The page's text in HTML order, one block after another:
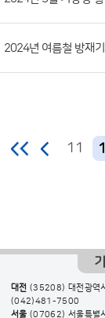
2024년 여름철 방재
11
대전 (35208) 대전광역
(042)481-7500
서울 (07062) 서울특별